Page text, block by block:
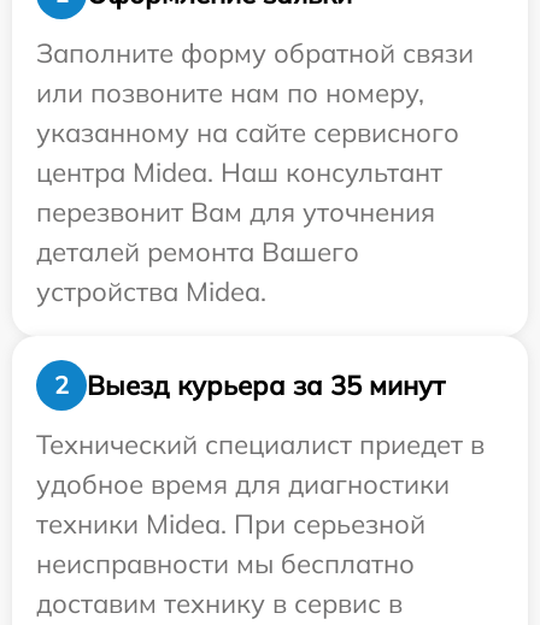
Заполните форму обратной связи
или позвоните нам по номеру,
указанному на сайте сервисного
центра Midea. Наш консультант
перезвонит Вам для уточнения
деталей ремонта Вашего
устройства Midea.
2
Выезд курьера за 35 минут
Технический специалист приедет в
удобное время для диагностики
техники Midea. При серьезной
неисправности мы бесплатно
доставим технику в сервис в